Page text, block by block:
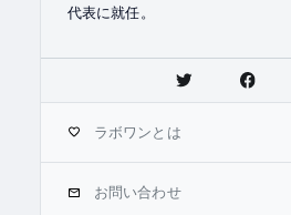
代表に就任。
ラボワンとは
お問い合わせ